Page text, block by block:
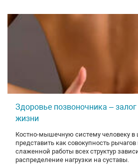
Здоровье позвоночника –
жизни
​Костно-мышечную систему человеку
представить как совокупность
слаженной работы всех структур
распределение нагрузки на суставы.